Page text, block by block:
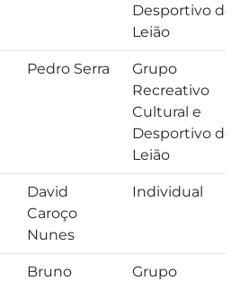
Desportivo de
Leião
Pedro Serra
Grupo
Recreativo
Cultural e
Desportivo de
Leião
David
Caroço
Nunes
Individual
Bruno
Grupo